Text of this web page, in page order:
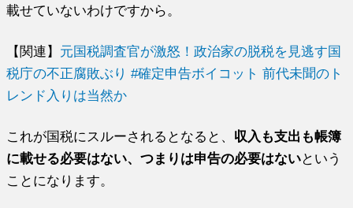
載せていないわけですから。
【関連】 元国税調査官が激怒！政治家の脱税を見逃す国
税庁の不正腐敗ぶり #確定申告ボイコット 前代未聞のト
レンド入りは当然か
これが国税にスルーされるとなると、 収入も支出も帳簿
に載せる必要はない、つまりは申告の必要はないという
ことになります。